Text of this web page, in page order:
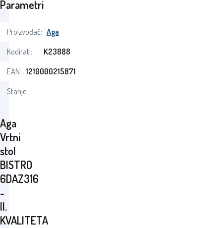
Aga
Vrtni
stol
BISTRO
6DAZ316
-
II.
KVALITETA
Parametri
Proizvođač: Aga
Kodirati:
K23888
EAN: 1210000215871
Stanje: